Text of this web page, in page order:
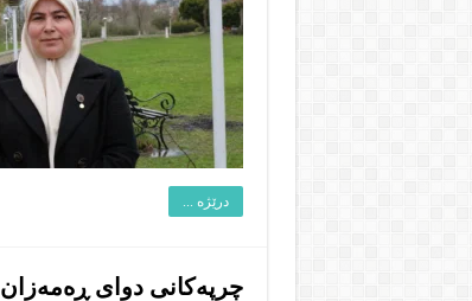
درێژە ...
چرپه‌كانى دواى ڕه‌مه‌زان